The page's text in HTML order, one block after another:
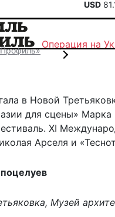
USD
Операция на
в Новой
для сцены»
XI
Арселя и
Музей